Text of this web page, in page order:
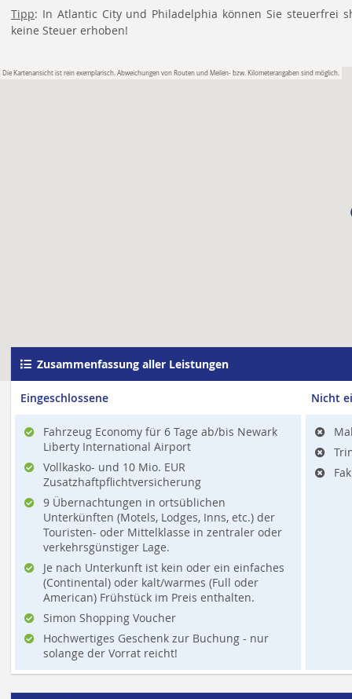
Tipp: In Atlantic City und Philadelphia können Sie steuerfrei
keine Steuer erhoben!
Die Kartenansicht ist rein exemplarisch. Abweichungen von Routen und Meilen- bzw. Kilometerangaben sind möglich.
Zusammenfassung aller Leistungen
Eingeschlossene
Fahrzeug Economy für 6 Tage ab/bis Newark
Liberty International Airport
Vollkasko- und 10 Mio. EUR
Zusatzhaftpflichtversicherung
9 Übernachtungen in ortsüblichen
Unterkünften (Motels, Lodges, Inns, etc.) der
Touristen- oder Mittelklasse in zentraler oder
verkehrsgünstiger Lage.
Je nach Unterkunft ist kein oder ein einfaches
(Continental) oder kalt/warmes (Full oder
American) Frühstück im Preis enthalten.
Simon Shopping Voucher
Hochwertiges Geschenk zur Buchung - nur
solange der Vorrat reicht!
Nicht